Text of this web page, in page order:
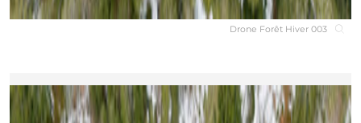
Drone Forêt Hiver 003